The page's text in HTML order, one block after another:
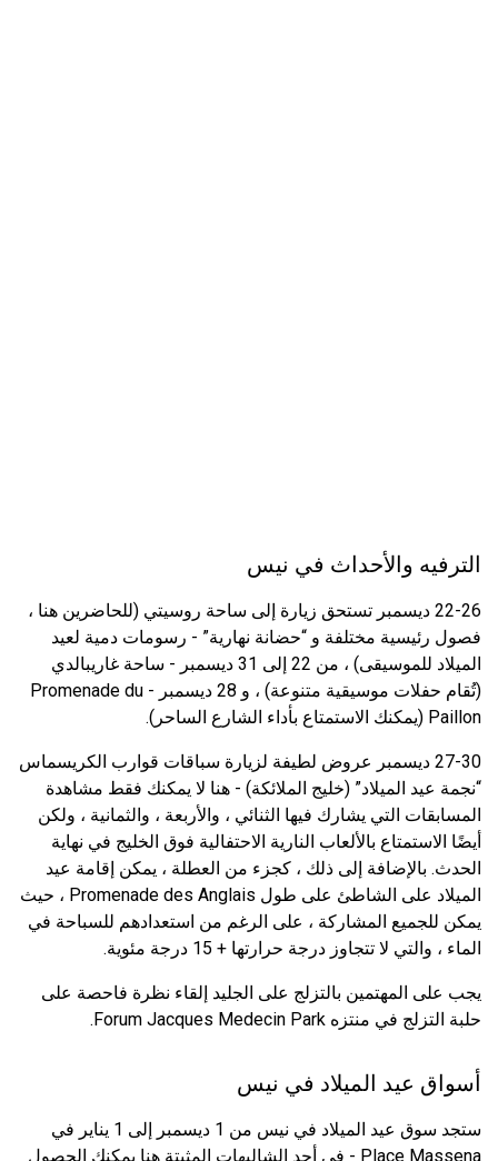
الترفيه والأحداث في نيس
22-26 ديسمبر تستحق زيارة إلى ساحة روسيتي (للحاضرين هنا ،
فصول رئيسية مختلفة و “حضانة نهارية” - رسومات دمية لعيد
الميلاد للموسيقى) ، من 22 إلى 31 ديسمبر - ساحة غاريبالدي
(تُقام حفلات موسيقية متنوعة) ، و 28 ديسمبر - Promenade du
Paillon (يمكنك الاستمتاع بأداء الشارع الساحر).
27-30 ديسمبر عروض لطيفة لزيارة سباقات قوارب الكريسماس
“نجمة عيد الميلاد” (خليج الملائكة) - هنا لا يمكنك فقط مشاهدة
المسابقات التي يشارك فيها الثنائي ، والأربعة ، والثمانية ، ولكن
أيضًا الاستمتاع بالألعاب النارية الاحتفالية فوق الخليج في نهاية
الحدث. بالإضافة إلى ذلك ، كجزء من العطلة ، يمكن إقامة عيد
الميلاد على الشاطئ على طول Promenade des Anglais ، حيث
يمكن للجميع المشاركة ، على الرغم من استعدادهم للسباحة في
الماء ، والتي لا تتجاوز درجة حرارتها + 15 درجة مئوية.
يجب على المهتمين بالتزلج على الجليد إلقاء نظرة فاحصة على
حلبة التزلج في منتزه Forum Jacques Medecin Park.
أسواق عيد الميلاد في نيس
ستجد سوق عيد الميلاد في نيس من 1 ديسمبر إلى 1 يناير في
Place Massena - في أحد الشاليهات المثبتة هنا يمكنك الحصول